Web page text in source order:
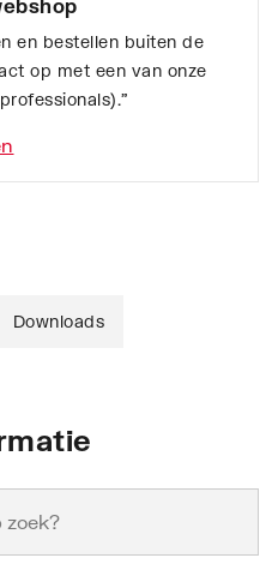
en bestellen buiten de
op met een van onze
Downloads